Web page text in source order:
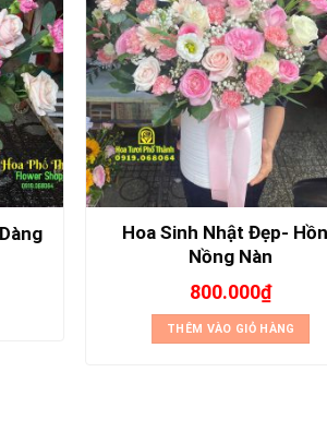
Hoa Sinh Nhật Đẹp-
Nồng Nàn
800.000₫
THÊM VÀO GIỎ HÀNG